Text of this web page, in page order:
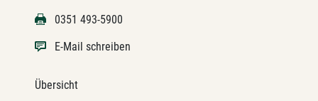
0351 493-5900
E-Mail schreiben
Übersicht